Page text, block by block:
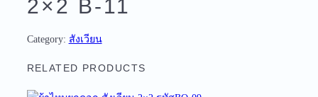
2×2 B-11
Category: สังเวียน
RELATED PRODUCTS